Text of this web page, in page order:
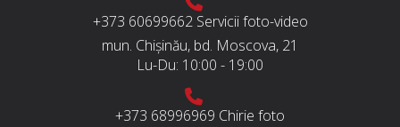
+373 60699662 Servicii foto-video
mun. Chișinău, bd. Moscova, 21
Lu-Du: 10:00 - 19:00
+373 68996969 Chirie foto